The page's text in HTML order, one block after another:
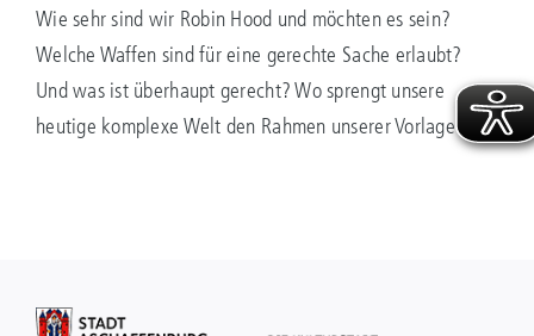
Wie sehr sind wir Robin Hood und möchten es sein?
Welche Waffen sind für eine gerechte Sache erlaubt?
Und was ist überhaupt gerecht? Wo sprengt unsere
heutige komplexe Welt den Rahmen unserer Vorlage?